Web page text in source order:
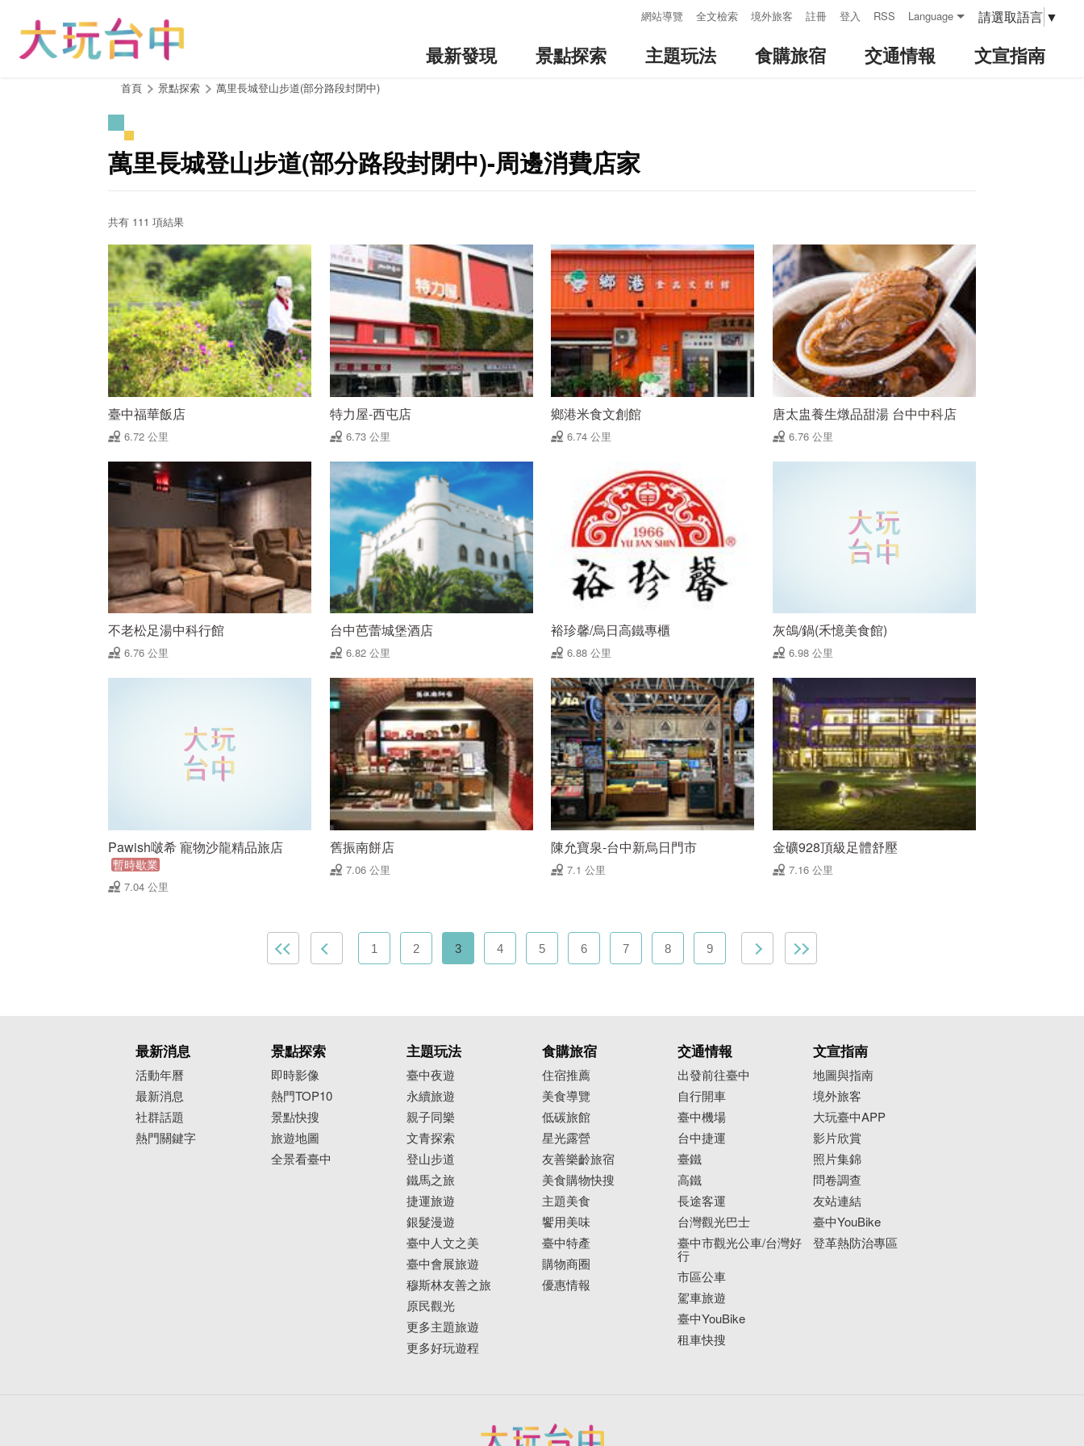
網站導覽 全文檢索 境外旅客 註冊 登入 RSS Language 請選取語言 ▼
最新發現 景點探索 主題玩法 食購旅宿 交通情報 文宣指南
首頁 景點探索 萬里長城登山步道(部分路段封閉中)
萬里長城登山步道(部分路段封閉中)-周邊消費店家
共有 111 項結果
臺中福華飯店
6.72 公里
特力屋-西屯店
6.73 公里
鄉港米食文創館
6.74 公里
唐太盅養生燉品甜湯 台中中科店
6.76 公里
不老松足湯中科行館
6.76 公里
台中芭蕾城堡酒店
6.82 公里
裕珍馨/烏日高鐵專櫃
6.88 公里
灰鴿/鍋(禾憶美食館)
6.98 公里
Pawish啵希 寵物沙龍精品旅店
暫時歇業
7.04 公里
舊振南餅店
7.06 公里
陳允寶泉-台中新烏日門市
7.1 公里
金礦928頂級足體舒壓
7.16 公里
1 2 3 4 5 6 7 8 9
最新消息
活動年曆
最新消息
社群話題
熱門關鍵字
景點探索
即時影像
熱門TOP10
景點快搜
旅遊地圖
全景看臺中
主題玩法
臺中夜遊
永續旅遊
親子同樂
文青探索
登山步道
鐵馬之旅
捷運旅遊
銀髮漫遊
臺中人文之美
臺中會展旅遊
穆斯林友善之旅
原民觀光
更多主題旅遊
更多好玩遊程
食購旅宿
住宿推薦
美食導覽
低碳旅館
星光露營
友善樂齡旅宿
美食購物快搜
主題美食
饗用美味
臺中特產
購物商圈
優惠情報
交通情報
出發前往臺中
自行開車
臺中機場
台中捷運
臺鐵
高鐵
長途客運
台灣觀光巴士
臺中市觀光公車/台灣好
行
市區公車
駕車旅遊
臺中YouBike
租車快搜
文宣指南
地圖與指南
境外旅客
大玩臺中APP
影片欣賞
照片集錦
問卷調查
友站連結
臺中YouBike
登革熱防治專區